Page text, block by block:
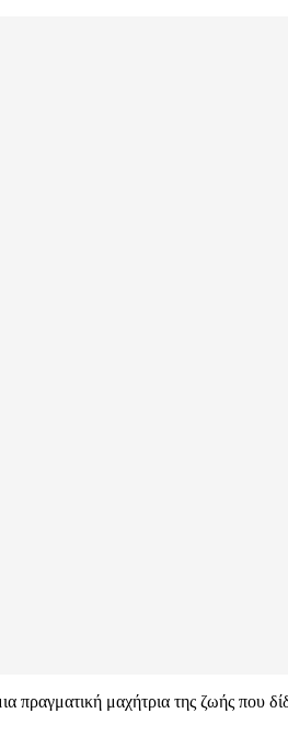
μαχήτρια της ζωής που